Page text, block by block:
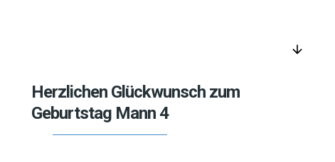
arrow_downward
Herzlichen Glückwunsch zum
Geburtstag Mann 4